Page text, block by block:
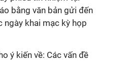
bằng văn bản gửi đến
ngày khai mạc kỳ họp
ý kiến về: Các vấn đề